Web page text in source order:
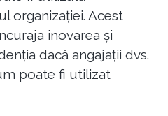
organizației. Acest
inovarea și
dacă angajații dvs.
poate fi utilizat